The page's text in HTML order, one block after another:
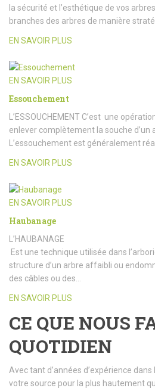
la sécurité et l’esthétique de vos
branches des arbres de manière
EN SAVOIR PLUS
EN SAVOIR PLUS
Essouchement
L’ESSOUCHEMENT C’est une
enlever complètement la souche d’un
L’essouchement est généralement
EN SAVOIR PLUS
EN SAVOIR PLUS
Haubanage
L’HAUBANAGE
Est une technique utilisée dans
structure d’un arbre affaibli ou
des câbles ou des…
EN SAVOIR PLUS
CE QUE NOUS
QUOTIDIEN
Avec tant d’années d’expérience
votre source pour la plus hautement